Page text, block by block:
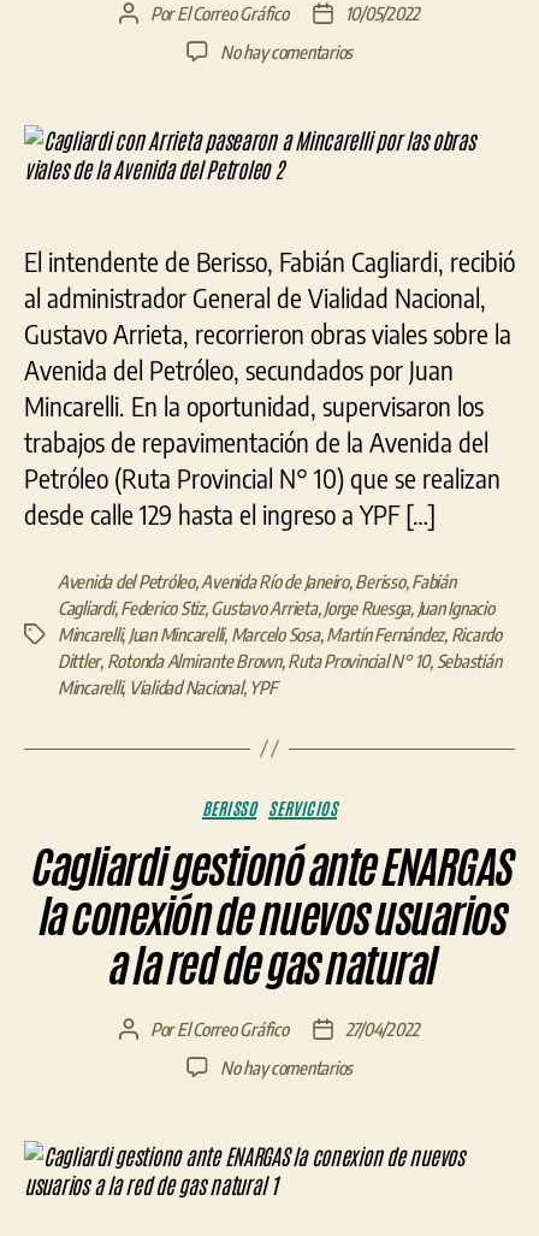
AutorPorEl Correo Gráfico
Fecha10/05/2022
No hay comentariosen
Arrieta
pasearon
las
obras
viales
de
la
Avenida
del
Petróleo
El intendente de Berisso, Fabián Cagliardi, recibió
al administrador General de Vialidad Nacional,
Gustavo Arrieta, recorrieron obras viales sobre la
Avenida del Petróleo, secundados por Juan
Mincarelli. En la oportunidad, supervisaron los
trabajos de repavimentación de la Avenida del
Petróleo (Ruta Provincial N° 10) que se realizan
desde calle 129 hasta el ingreso a YPF […]
Etiquetas
Avenida del Petróleo, Avenida Río de Janeiro, Berisso, Fabián
Cagliardi, Federico Stiz, Gustavo Arrieta, Jorge Ruesga, Juan Ignacio
Mincarelli, Juan Mincarelli, Marcelo Sosa, Martín Fernández, Ricardo
Dittler, Rotonda Almirante Brown, Ruta Provincial N° 10, Sebastián
Mincarelli, Vialidad Nacional, YPF
Categorías
BERISSO SERVICIOS
Cagliardi gestionó ante ENARGAS
la conexión de nuevos usuarios
a la red de gas natural
AutorPorEl Correo Gráfico
Fecha
de
27/04/2022
No hay comentariosen
ante
ENARGAS